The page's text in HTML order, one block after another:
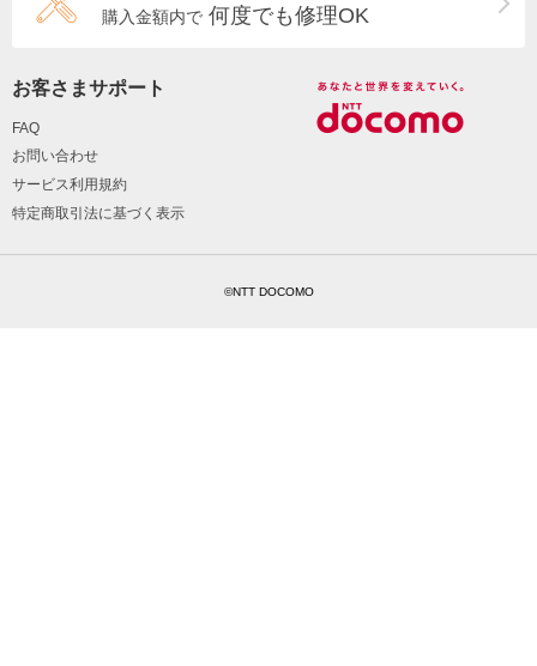
購入金額内で 何度でも修理OK
お客さまサポート
FAQ
お問い合わせ
サービス利用規約
特定商取引法に基づく表示
©NTT DOCOMO